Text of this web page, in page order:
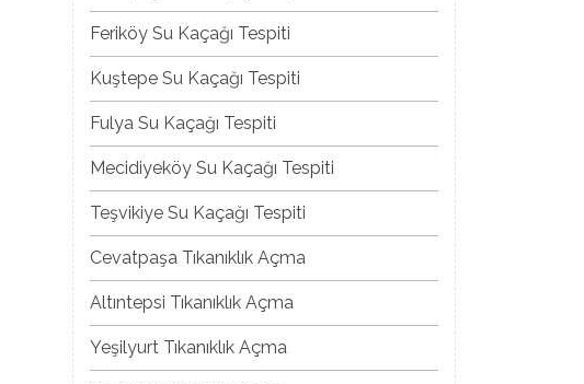
Feriköy Su Kaçağı Tespiti
Kuştepe Su Kaçağı Tespiti
Fulya Su Kaçağı Tespiti
Mecidiyeköy Su Kaçağı Tespiti
Teşvikiye Su Kaçağı Tespiti
Cevatpaşa Tıkanıklık Açma
Altıntepsi Tıkanıklık Açma
Yeşilyurt Tıkanıklık Açma